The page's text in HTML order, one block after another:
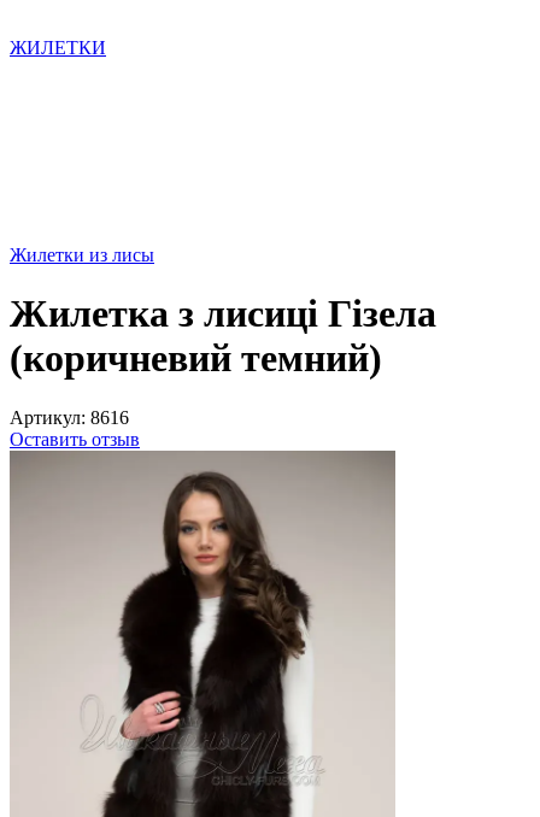
ЖИЛЕТКИ
Жилетки из лисы
Жилетка з лисиці Гізела
(коричневий темний)
Артикул: 8616
Оставить отзыв